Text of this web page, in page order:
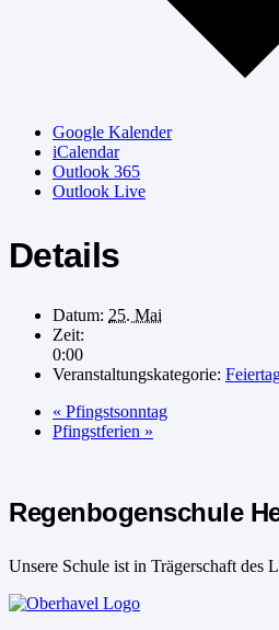
Google Kalender
iCalendar
Outlook 365
Outlook Live
Details
Datum: 25. Mai
Zeit:
0:00
Veranstaltungskategorie:
« Pfingstsonntag
Pfingstferien »
Regenbogenschule
Unsere Schule ist in Trägerschaft des